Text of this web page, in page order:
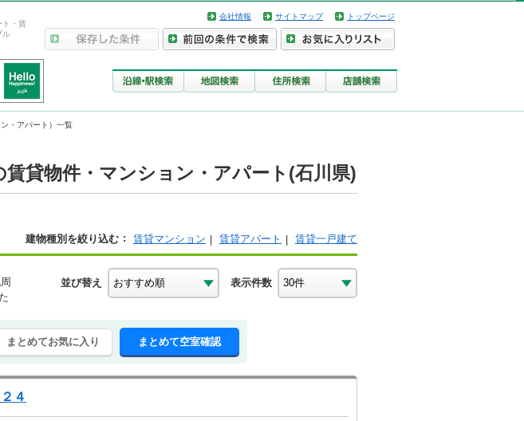
ト・賃
ル
会社情報 サイトマップ トップページ
・アパート）一覧
貸物件・マンション・アパート(石川県)
建物種別を絞り込む 賃貸マンション 賃貸アパート 賃貸一戸建て
並び替え 表示件数
まとめてお気に入り まとめて空室確認
４